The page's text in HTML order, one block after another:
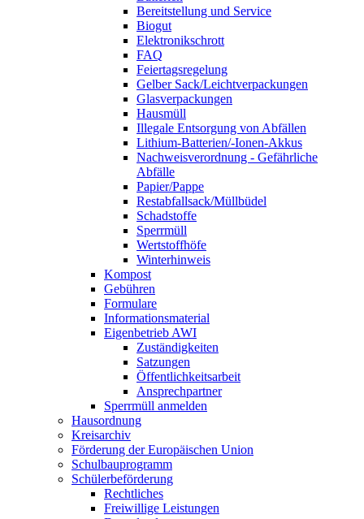
Bereitstellung und Service
Biogut
Elektronikschrott
FAQ
Feiertagsregelung
Gelber Sack/Leichtverpackungen
Glasverpackungen
Hausmüll
Illegale Entsorgung von Abfällen
Lithium-Batterien/-Ionen-Akkus
Nachweisverordnung - Gefährliche
Abfälle
Papier/Pappe
Restabfallsack/Müllbüdel
Schadstoffe
Sperrmüll
Wertstoffhöfe
Winterhinweis
Kompost
Gebühren
Formulare
Informationsmaterial
Eigenbetrieb AWI
Zuständigkeiten
Satzungen
Öffentlichkeitsarbeit
Ansprechpartner
Sperrmüll anmelden
Hausordnung
Kreisarchiv
Förderung der Europäischen Union
Schulbauprogramm
Schülerbeförderung
Rechtliches
Freiwillige Leistungen